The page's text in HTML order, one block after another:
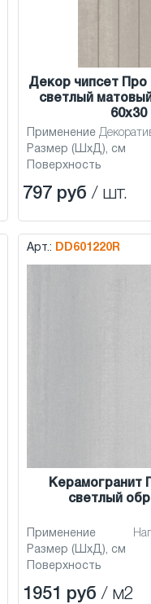
Декор чипсет
светлый
60x30
Применение
Размер (ШхД), см
Поверхность
797 руб / шт.
Арт.: DD601220R
Керамогранит
светлый
Применение
Размер (ШхД), см
Поверхность
1951 руб / м2